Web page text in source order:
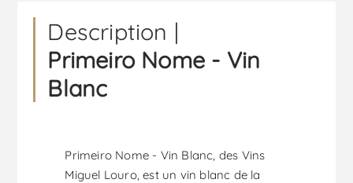
Description |
Primeiro Nome - Vin
Blanc
Primeiro Nome - Vin Blanc, des Vins
Miguel Louro, est un vin blanc de la